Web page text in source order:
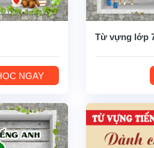
NGAY
Từ vựng lớp